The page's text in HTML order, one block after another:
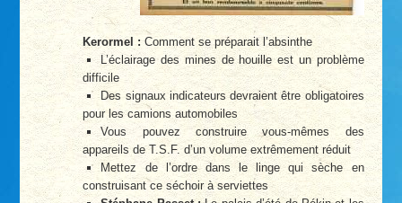
Kerormel : Comment se préparait l’absinthe
L’éclairage des mines de houille est un problème
difficile
Des signaux indicateurs devraient être obligatoires
pour les camions automobiles
Vous pouvez construire vous-mêmes des
appareils de T.S.F. d’un volume extrêmement réduit
Mettez de l’ordre dans le linge qui sèche en
construisant ce séchoir à serviettes